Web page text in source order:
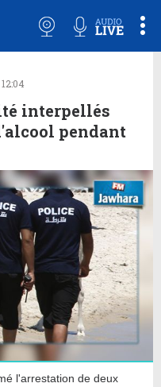
interpellés
pendant
l'arrestation de deux